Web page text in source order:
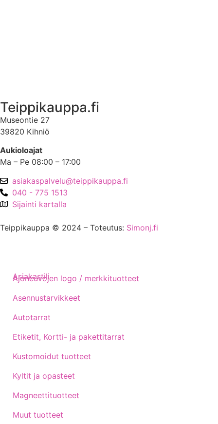
Teippikauppa.fi
Museontie 27
39820 Kihniö
Aukioloajat
Ma – Pe 08:00 – 17:00
asiakaspalvelu@teippikauppa.fi
040 - 775 1513
Sijainti kartalla
Teippikauppa © 2024 – Toteutus: Simonj.fi
Ajoneuvojen logo / merkkituotteet
Asennustarvikkeet
Autotarrat
Etiketit, Kortti- ja pakettitarrat
Kustomoidut tuotteet
Kyltit ja opasteet
Magneettituotteet
Muut tuotteet
Asiakastili